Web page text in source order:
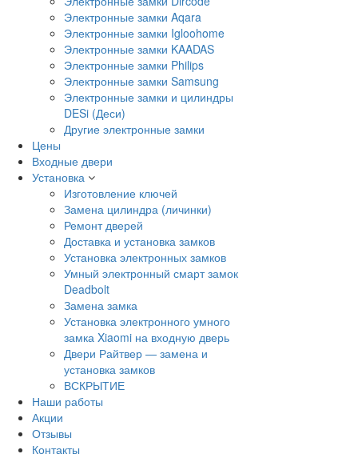
Электронные замки Aqara
Электронные замки Igloohome
Электронные замки KAADAS
Электронные замки Philips
Электронные замки Samsung
Электронные замки и цилиндры
DESi (Деси)
Другие электронные замки
Цены
Входные двери
Установка
Изготовление ключей
Замена цилиндра (личинки)
Ремонт дверей
Доставка и установка замков
Установка электронных замков
Умный электронный смарт замок
Deadbolt
Замена замка
Установка электронного умного
замка Xiaomi на входную дверь
Двери Райтвер — замена и
установка замков
ВСКРЫТИЕ
Наши работы
Акции
Отзывы
Контакты